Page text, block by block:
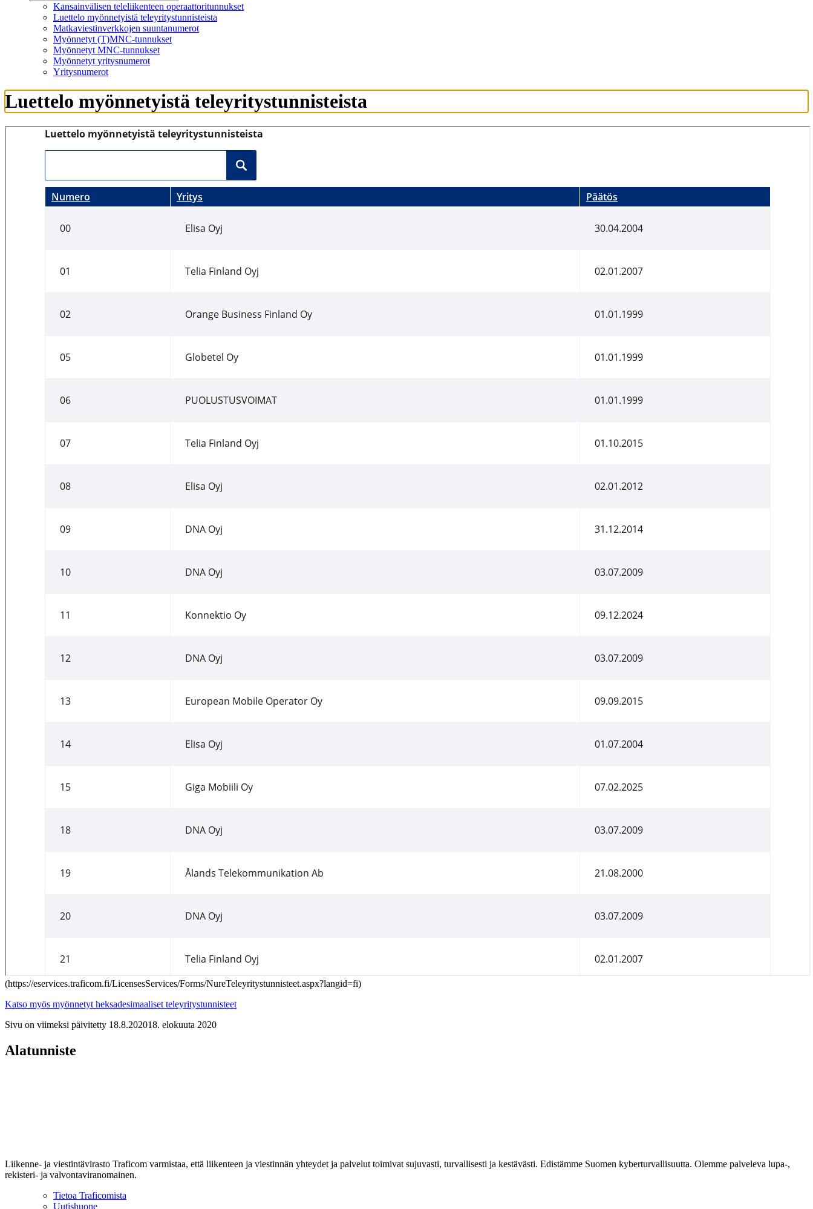
Kansainvälisen teleliikenteen operaattoritunnukset
Luettelo myönnetyistä teleyritystunnisteista
Matkaviestinverkkojen suuntanumerot
Myönnetyt (T)MNC-tunnukset
Myönnetyt MNC-tunnukset
Myönnetyt yritysnumerot
Yritysnumerot
Luettelo myönnetyistä teleyritystunnisteista
(https://eservices.traficom.fi/LicensesServices/Forms/NureTeleyritystunnisteet.aspx?langid=fi)
Katso myös myönnetyt heksadesimaaliset teleyritystunnisteet
Sivu on viimeksi päivitetty 18.8.202018. elokuuta 2020
Alatunniste
Liikenne- ja viestintävirasto Traficom varmistaa, että liikenteen ja viestinnän yhteydet ja palvelut toimivat sujuvasti, turvallisesti ja kestävästi. Edistämme Suomen kyberturvallisuutta. Olemme palveleva lupa-,
rekisteri- ja valvontaviranomainen.
Tietoa Traficomista
Uutishuone